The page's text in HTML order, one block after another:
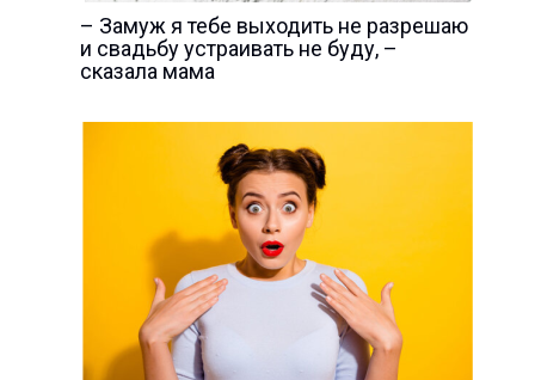
– Замуж я тебе выходить не разрешаю
и свадьбу устраивать не буду, –
сказала мама